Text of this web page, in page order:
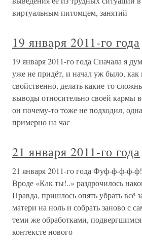
виртуальным питомцем, занятий
19 января 2011-го года
19 января 2011-го года Сначала я
уже не придёт, и начал уж было,
свойственно, делать какие-то
выводы относительно своей кармы
он почему-то тоже не подходил,
примерно на час
21 января 2011-го года
21 января 2011-го года Фуф-ф-ф-ф-
Вроде «Как ты!..» раздрочилось
Правда, пришлось опять убрать всё
матери на ноль и собрать заново с
теми же обработками,
контексте нового